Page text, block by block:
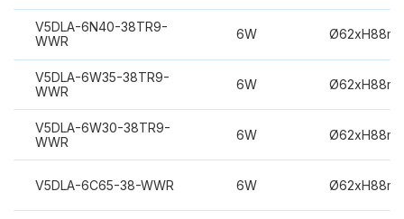
V5DLA-6N40-38TR9-
WWR
6W
V5DLA-6W35-38TR9-
WWR
6W
V5DLA-6W30-38TR9-
WWR
6W
V5DLA-6C65-38-WWR 6W